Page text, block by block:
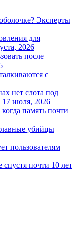
Эксперты
для
2026
после
с
нет слота под
17 июля, 2026
память почти
убийцы
пользователям
почти 10 лет